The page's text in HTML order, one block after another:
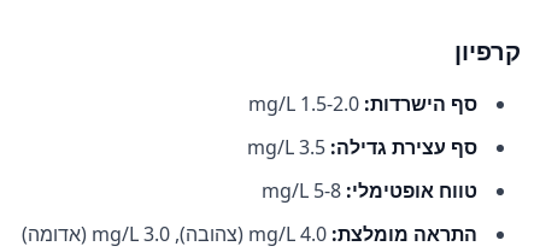
קרפיון
סף הישרדות:
סף עצירת גדילה:
טווח אופטימלי:
התראה מומלצת: